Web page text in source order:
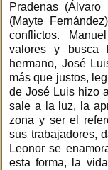
Pradenas
(Mayte
conflictos.
valores y busca
hermano, José
más que justos,
de José Luis hizo
sale a la luz, la
zona y ser el
sus trabajadores,
Leonor se
esta forma, la